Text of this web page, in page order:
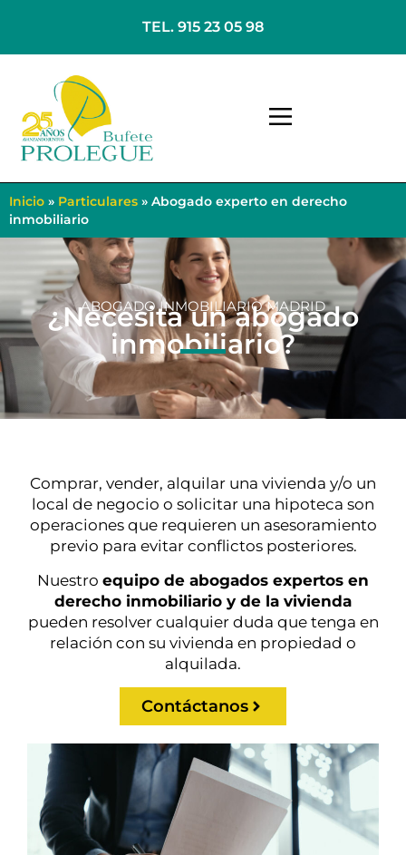
TEL. 915 23 05 98
Inicio » Particulares » Abogado experto en derecho
inmobiliario
ABOGADO INMOBILIARIO MADRID
¿Necesita un abogado
inmobiliario?
Comprar, vender, alquilar una vivienda y/o un
local de negocio o solicitar una hipoteca son
operaciones que requieren un asesoramiento
previo para evitar conflictos posteriores.
Nuestro equipo de abogados expertos en
derecho inmobiliario y de la vivienda
pueden resolver cualquier duda que tenga en
relación con su vivienda en propiedad o
alquilada.
Contáctanos